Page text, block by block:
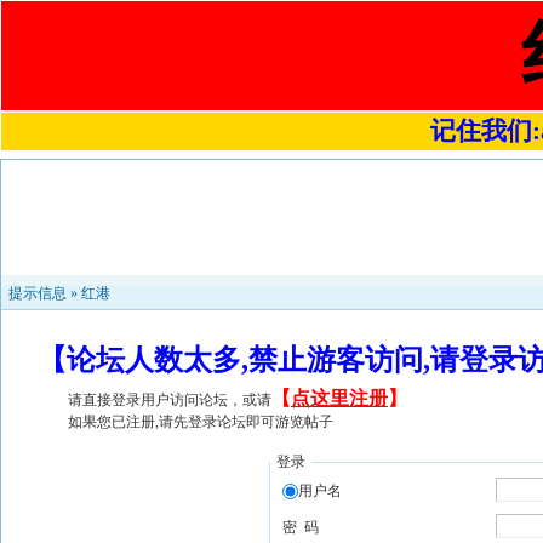
记住我们
提示信息 » 红港
【论坛人数太多,禁止游客访问,请登
请直接登录用户访问论坛，或请 【 点这里注册】
如果您已注册,请先登录论坛即可游览帖子
登录
用户名
密 码